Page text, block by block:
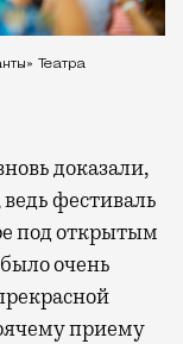
Театра
доказали,
фестиваль
под открытым
очень
приему